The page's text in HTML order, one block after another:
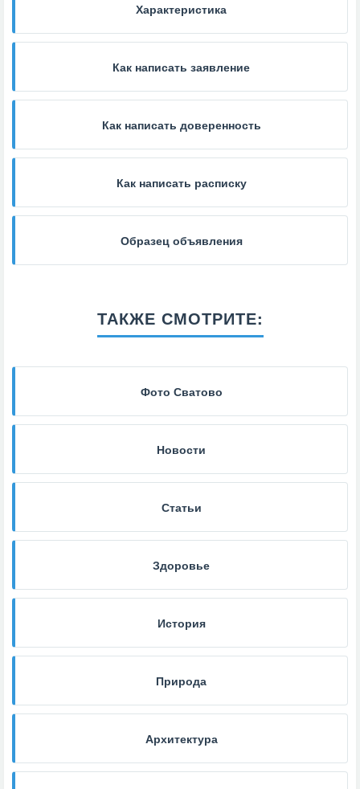
Характеристика
Как написать заявление
Как написать доверенность
Как написать расписку
Образец объявления
ТАКЖЕ СМОТРИТЕ:
Фото Сватово
Новости
Статьи
Здоровье
История
Природа
Архитектура